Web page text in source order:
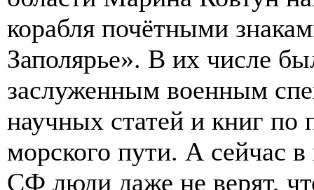
корабля почётными
Заполярье». В их числе
заслуженным военным
научных статей и книг по
морского пути. А сейчас
СФ люди даже не верят,